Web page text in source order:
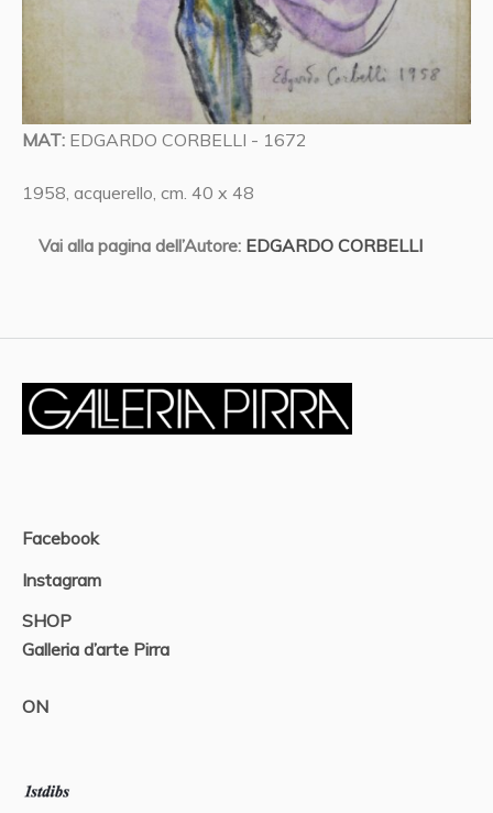
MAT: EDGARDO CORBELLI - 1672
1958, acquerello, cm. 40 x 48
Vai alla pagina dell’Autore: EDGARDO CORBELLI
Facebook
Instagram
SHOP
Galleria d’arte Pirra
ON